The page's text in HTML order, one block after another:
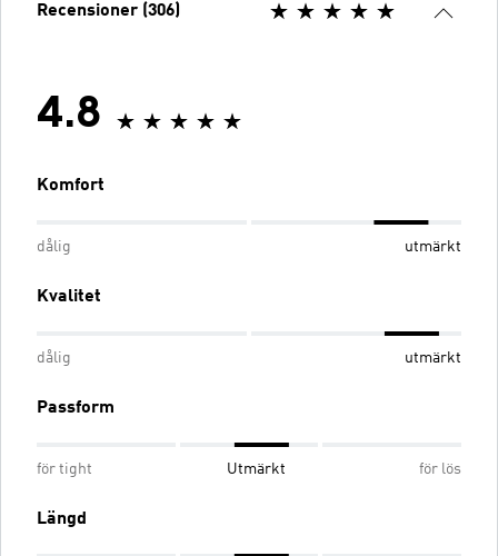
Recensioner (306)
4.8
Komfort
dålig utmärkt
Kvalitet
dålig utmärkt
Passform
för tight Utmärkt för lös
Längd